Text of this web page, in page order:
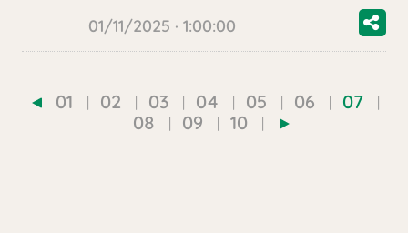
01/11/2025 · 1:00:00
01 02 03 04 05 06
07
08
09 10